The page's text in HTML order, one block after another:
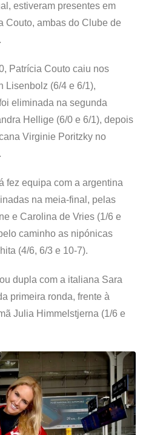
estiveram presentes em
Couto, ambas do Clube de
Patrícia Couto caiu nos
Lisenbolz (6/4 e 6/1),
eliminada na segunda
Hellige (6/0 e 6/1), depois
Virginie Poritzky no
fez equipa com a argentina
na meia-final, pelas
e Carolina de Vries (1/6 e
caminho as nipónicas
(4/6, 6/3 e 10-7).
dupla com a italiana Sara
primeira ronda, frente à
Julia Himmelstjerna (1/6 e